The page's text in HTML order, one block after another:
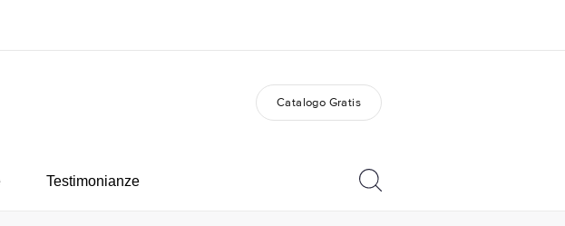
Carriera
Catalogo Gratis
Testimonianze